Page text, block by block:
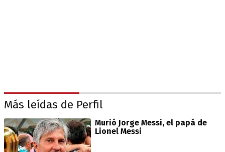
Más leídas de Perfil
Murió Jorge Messi, el papá de
Lionel Messi